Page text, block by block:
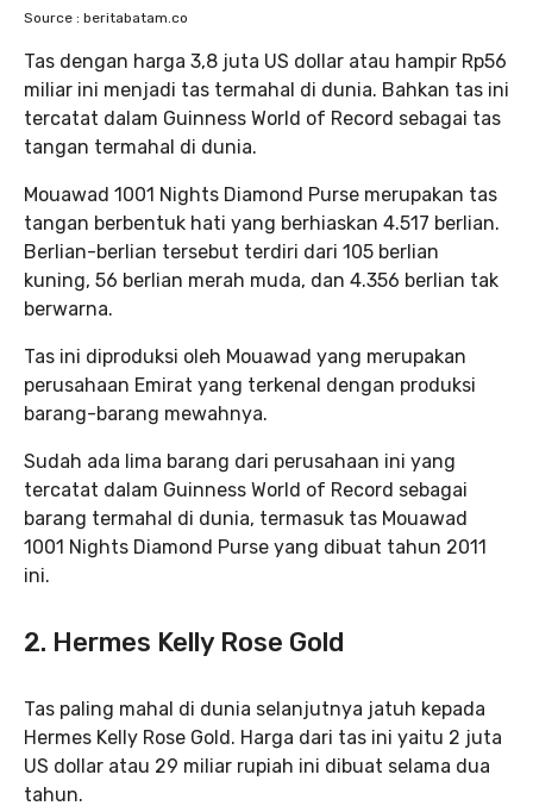
Source : beritabatam.co
Tas dengan harga 3,8 juta US dollar atau hampir Rp56
miliar ini menjadi tas termahal di dunia. Bahkan tas ini
tercatat dalam Guinness World of Record sebagai tas
tangan termahal di dunia.
Mouawad 1001 Nights Diamond Purse merupakan tas
tangan berbentuk hati yang berhiaskan 4.517 berlian.
Berlian-berlian tersebut terdiri dari 105 berlian
kuning, 56 berlian merah muda, dan 4.356 berlian tak
berwarna.
Tas ini diproduksi oleh Mouawad yang merupakan
perusahaan Emirat yang terkenal dengan produksi
barang-barang mewahnya.
Sudah ada lima barang dari perusahaan ini yang
tercatat dalam Guinness World of Record sebagai
barang termahal di dunia, termasuk tas Mouawad
1001 Nights Diamond Purse yang dibuat tahun 2011
ini.
2. Hermes Kelly Rose Gold
Tas paling mahal di dunia selanjutnya jatuh kepada
Hermes Kelly Rose Gold. Harga dari tas ini yaitu 2 juta
US dollar atau 29 miliar rupiah ini dibuat selama dua
tahun.